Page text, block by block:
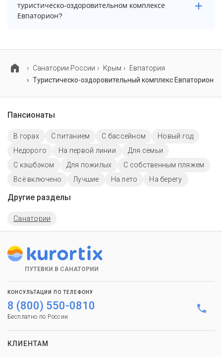
Однако, это может оплачиваться дополнительно.
туристическо-оздоровительном комплексе
Евпаторион?
персонал, детская площадка и игровая комната.
Cанатории России Крым
Евпатория
Туристическо-оздоровительный комплекс Евпаторион
Пансионаты
В горах С питанием C бассейном
Новый год
Недорого
На первой линии
Для семьи
С кэшбэком
Для пожилых
С собственным пляжем
Всё включено
Лучшие На лето На берегу
Другие разделы
Санатории
ПУТЕВКИ В САНАТОРИИ
КОНСУЛЬТАЦИИ ПО ТЕЛЕФОНУ
8 (800) 550-0810
Бесплатно по России
КЛИЕНТАМ